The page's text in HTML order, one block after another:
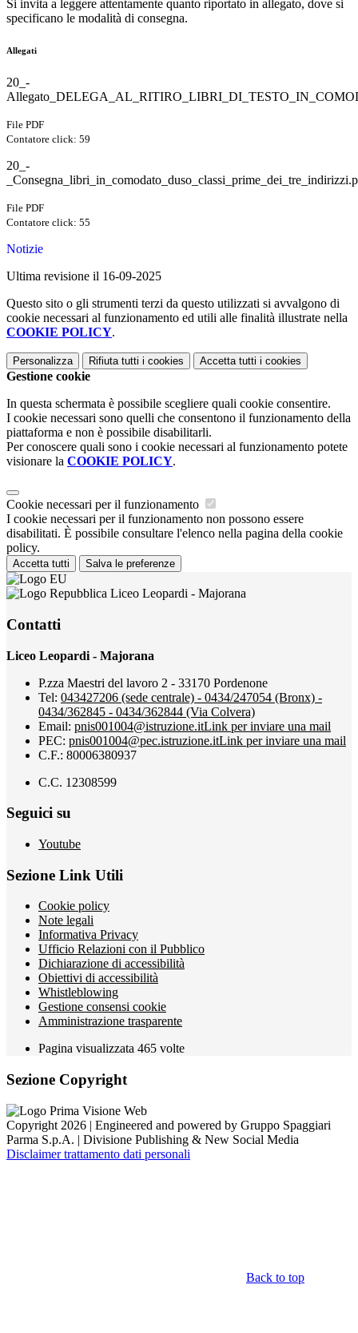
Si invita a leggere attentamente quanto riportato in allegato, dove si
specificano le modalità di consegna.
Allegati
20_-
File PDF
Contatore click: 59
20_-
File PDF
Contatore click: 55
Notizie
Ultima revisione il 16-09-2025
Questo sito o gli strumenti terzi da questo utilizzati si avvalgono di
cookie necessari al funzionamento ed utili alle finalità illustrate nella
COOKIE POLICY.
Personalizza Rifiuta tutti i cookies Accetta tutti i cookies
Gestione cookie
In questa schermata è possibile scegliere quali cookie consentire.
I cookie necessari sono quelli che consentono il funzionamento della
piattaforma e non è possibile disabilitarli.
Per conoscere quali sono i cookie necessari al funzionamento potete
visionare la COOKIE POLICY.
Cookie necessari per il funzionamento
I cookie necessari per il funzionamento non possono essere
disabilitati. È possibile consultare l'elenco nella pagina della cookie
policy.
Accetta tutti Salva le preferenze
Liceo Leopardi - Majorana
Contatti
Liceo Leopardi - Majorana
P.zza Maestri del lavoro 2 - 33170 Pordenone
Tel: 043427206 (sede centrale) - 0434/247054 (Bronx) -
0434/362845 - 0434/362844 (Via Colvera)
Email: pnis001004@istruzione.itLink per inviare una mail
PEC: pnis001004@pec.istruzione.itLink per inviare una mail
C.F.: 80006380937
C.C. 12308599
Seguici su
Youtube
Sezione Link Utili
Cookie policy
Note legali
Informativa Privacy
Ufficio Relazioni con il Pubblico
Dichiarazione di accessibilità
Obiettivi di accessibilità
Whistleblowing
Gestione consensi cookie
Amministrazione trasparente
Pagina visualizzata 465 volte
Sezione Copyright
Copyright 2026 | Engineered and powered by Gruppo Spaggiari
Parma S.p.A. | Divisione Publishing & New Social Media
Disclaimer trattamento dati personali
Back to top